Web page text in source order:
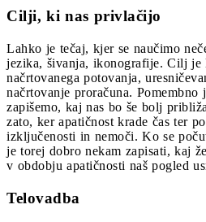
Cilji, ki nas privlačijo
Lahko je tečaj, kjer se naučimo
jezika, šivanja, ikonografije. Cilj je
načrtovanega potovanja,
načrtovanje proračuna. Pomembno
zapišemo, kaj nas bo še bolj
zato, ker apatičnost krade čas ter
izključenosti in nemoči. Ko se
je torej dobro nekam zapisati, kaj
v obdobju apatičnosti naš pogled
Telovadba